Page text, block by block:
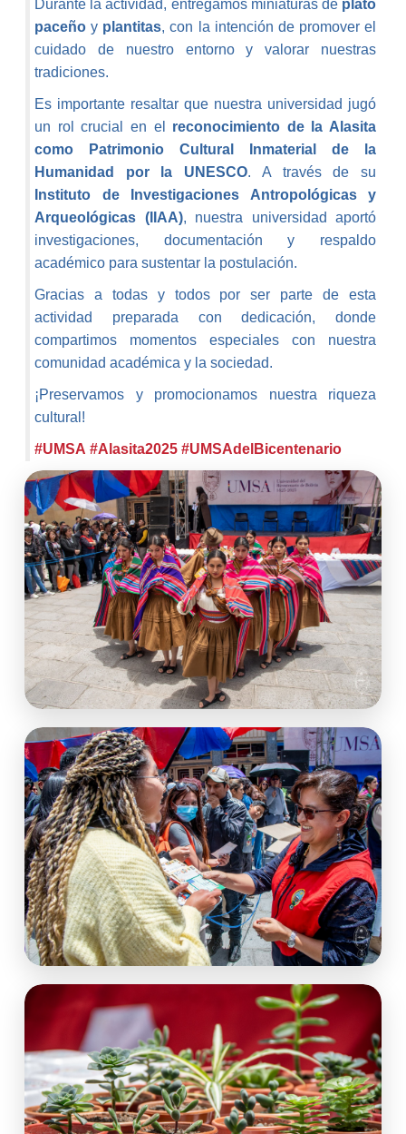
Durante la actividad, entregamos miniaturas de plato
paceño y plantitas, con la intención de promover el
cuidado de nuestro entorno y valorar nuestras
tradiciones.
Es importante resaltar que nuestra universidad jugó
un rol crucial en el reconocimiento de la Alasita
como Patrimonio Cultural Inmaterial de la
Humanidad por la UNESCO. A través de su
Instituto de Investigaciones Antropológicas y
Arqueológicas (IIAA), nuestra universidad aportó
investigaciones, documentación y respaldo
académico para sustentar la postulación.
Gracias a todas y todos por ser parte de esta
actividad preparada con dedicación, donde
compartimos momentos especiales con nuestra
comunidad académica y la sociedad.
¡Preservamos y promocionamos nuestra riqueza
cultural!
#UMSA #Alasita2025 #UMSAdelBicentenario